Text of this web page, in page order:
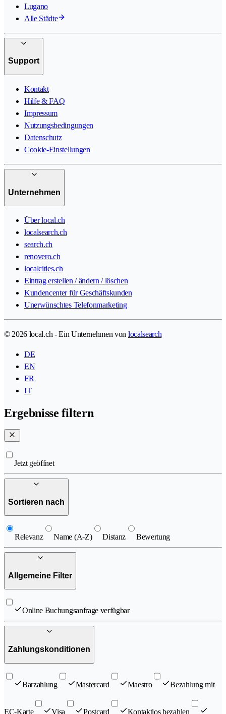
Lugano
Alle Städte
Support
Kontakt
Hilfe & FAQ
Impressum
Nutzungsbedingungen
Datenschutz
Cookie-Einstellungen
Unternehmen
Über local.ch
localsearch.ch
search.ch
renovero.ch
localcities.ch
Eintrag erstellen / ändern / löschen
Kundencenter für Geschäftskunden
Unerwünschtes Telefonmarketing
© 2026 local.ch - Ein Unternehmen von localsearch
DE
EN
FR
IT
Ergebnisse filtern
Jetzt geöffnet
Sortieren nach
Relevanz Name (A-Z) Distanz Bewertung
Allgemeine Filter
Online Buchungsanfrage verfügbar
Zahlungskonditionen
Barzahlung Mastercard Maestro Bezahlung mit
EC-Karte Visa Postcard Kontaktlos bezahlen